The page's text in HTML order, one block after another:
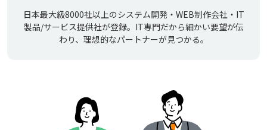
日本最大級8000社以上のシステム開発・WEB制作会社・IT
製品/サービス提供社が登録。IT専門だから細かい要望が伝
わり、理想的なパートナーが見つかる。